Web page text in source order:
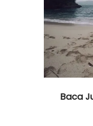
Baca